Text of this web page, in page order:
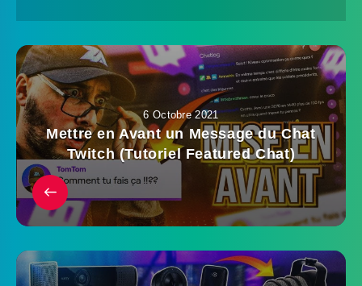
6 Octobre 2021
Mettre en Avant un Message du Chat
Twitch (Tutoriel Featured Chat)